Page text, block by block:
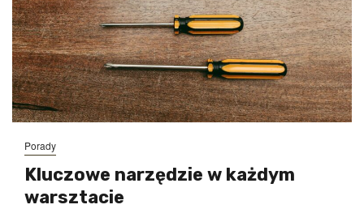
Porady
Kluczowe narzędzie w każdym
warsztacie